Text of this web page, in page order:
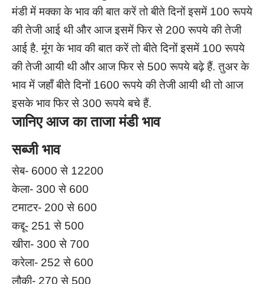
मंडी में मक्का के भाव की बात करें तो बीते दिनों इसमें 100 रूपये
की तेजी आई थी और आज इसमें फिर से 200 रूपये की तेजी
आई है. मूंग के भाव की बात करें तो बीते दिनों इसमें 100 रूपये
की तेजी आयी थी और आज फिर से 500 रूपये बढ़े हैं. तुअर के
भाव में जहाँ बीते दिनों 1600 रूपये की तेजी आयी थी तो आज
इसके भाव फिर से 300 रूपये बचे हैं.
जानिए आज का ताजा मंडी भाव
सब्जी भाव
सेब- 6000 से 12200
केला- 300 से 600
टमाटर- 200 से 600
कद्दू- 251 से 500
खीरा- 300 से 700
करेला- 252 से 600
लौकी- 270 से 500